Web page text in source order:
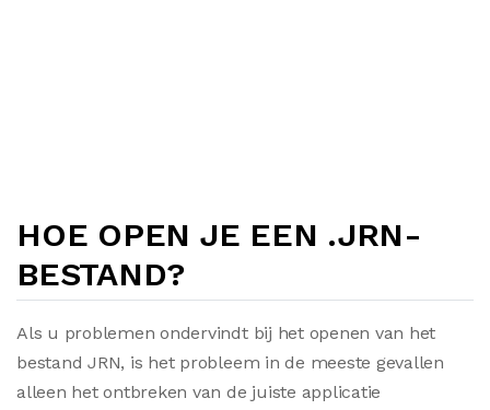
HOE OPEN JE EEN .JRN-
BESTAND?
Als u problemen ondervindt bij het openen van het
bestand JRN, is het probleem in de meeste gevallen
alleen het ontbreken van de juiste applicatie